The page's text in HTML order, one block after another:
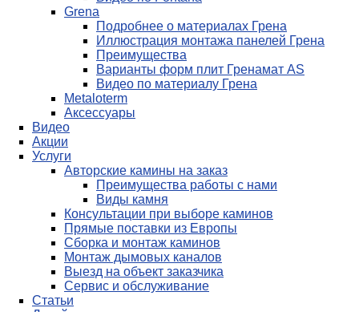
Grena
Подробнее о материалах Грена
Иллюстрация монтажа панелей Грена
Преимущества
Варианты форм плит Гренамат AS
Видео по материалу Грена
Metaloterm
Аксессуары
Видео
Акции
Услуги
Авторские камины на заказ
Преимущества работы с нами
Виды камня
Консультации при выборе каминов
Прямые поставки из Европы
Сборка и монтаж каминов
Монтаж дымовых каналов
Выезд на объект заказчика
Сервис и обслуживание
Статьи